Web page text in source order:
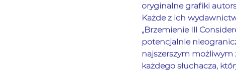
oryginalne grafiki
Każde z ich
„Brzemienie Ill
potencjalnie
najszerszym możliwym
każdego słuchacza,